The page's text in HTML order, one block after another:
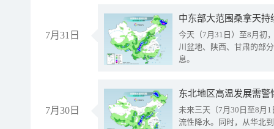
7月31日
中东部大范围桑拿天
今天（7月31日）至8月初
川盆地、陕西、甘肃的部
息。
7月30日
东北地区高温发展需
未来三天（7月30日至8月
流性降水。同时，从华北